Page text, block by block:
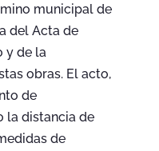
municipal de
del Acta de
y de la
obras. El acto,
de
la distancia de
de